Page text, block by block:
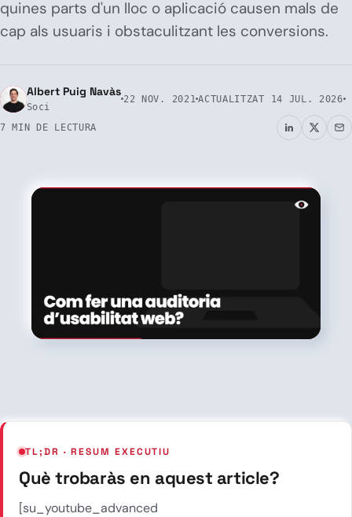
quines parts d'un lloc o aplicació causen mals de
cap als usuaris i obstaculitzant les conversions.
Albert Puig Navàs
Soci
22 NOV. 2021 ACTUALITZAT 14 JUL. 2026
7 MIN DE LECTURA
TL;DR · RESUM EXECUTIU
Què trobaràs en aquest article?
[su_youtube_advanced